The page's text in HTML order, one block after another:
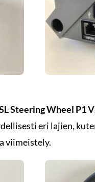
Steering Wheel P1
eri lajien,
viimeistely.